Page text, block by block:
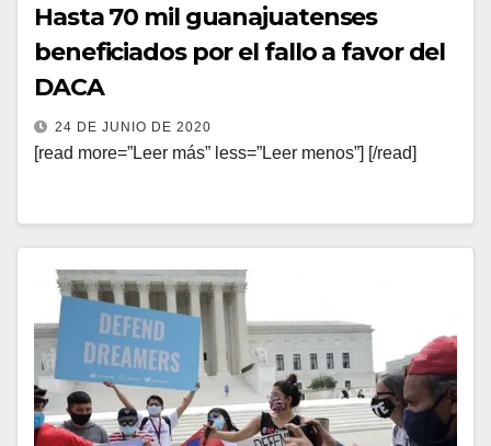
Hasta 70 mil guanajuatenses
beneficiados por el fallo a favor del
DACA
24 DE JUNIO DE 2020
[read more=”Leer más” less=”Leer menos”] [/read]